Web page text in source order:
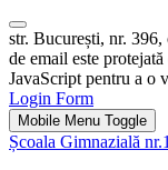
str. București, nr. 396,
de email este
JavaScript pentru a o
Login Form
Mobile Menu Toggle
Școala Gimnazială